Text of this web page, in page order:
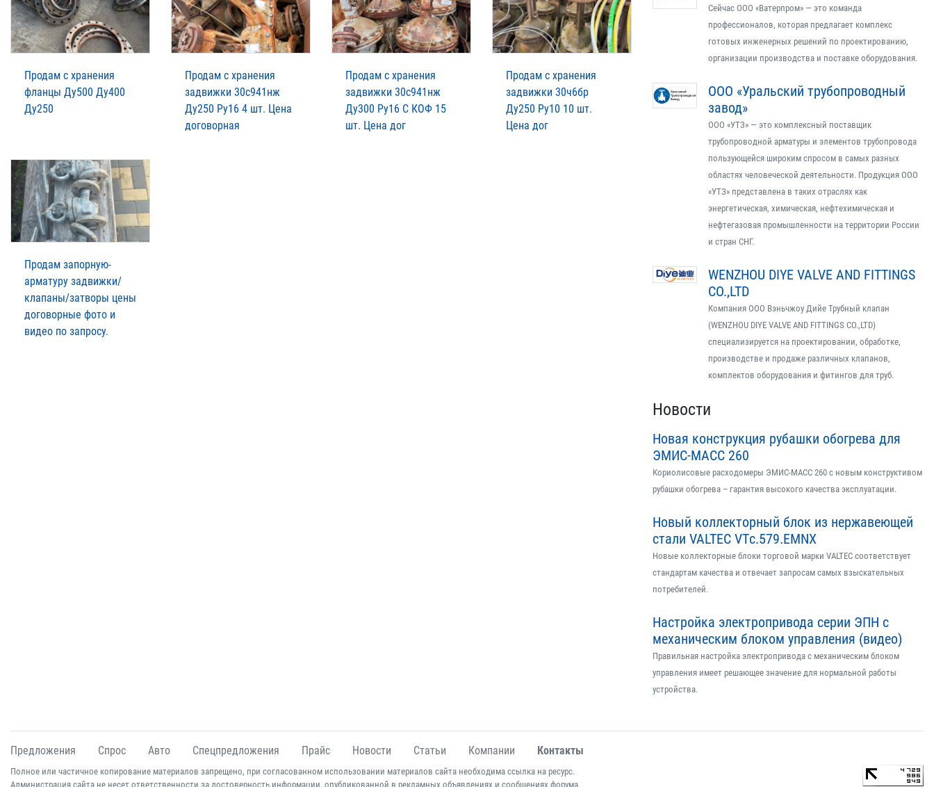
Продам с хранения
фланцы Ду500 Ду400
Ду250
Продам с хранения
задвижки 30с941нж
Ду250 Ру16 4 шт. Цена
договорная
Продам с хранения
задвижки 30с941нж
Ду300 Ру16 С КОФ 15
шт. Цена дог
Продам с хранения
задвижки 30ч6бр
Ду250 Ру10 10 шт.
Цена дог
Продам запорную-
арматуру задвижки/
клапаны/затворы цены
договорные фото и
видео по запросу.
Сейчас ООО «Ватерпром» — это команда
профессионалов, которая предлагает комплекс
готовых инженерных решений по проектированию,
организации производства и поставке оборудования.
ООО «Уральский трубопроводный
завод»
ООО «УТЗ» — это комплексный поставщик
трубопроводной арматуры и элементов трубопровода
пользующейся широким спросом в самых разных
областях человеческой деятельности. Продукция ООО
«УТЗ» представлена в таких отраслях как
энергетическая, химическая, нефтехимическая и
нефтегазовая промышленности на территории России
и стран СНГ.
WENZHOU DIYE VALVE AND FITTINGS
CO.,LTD
Компания ООО Вэньчжоу Дийе Трубный клапан
(WENZHOU DIYE VALVE AND FITTINGS CO.,LTD)
специализируется на проектировании, обработке,
производстве и продаже различных клапанов,
комплектов оборудования и фитингов для труб.
Новости
Новая конструкция рубашки обогрева для
ЭМИС-МАСС 260
Кориолисовые расходомеры ЭМИС-МАСС 260 с новым конструктивом
рубашки обогрева – гарантия высокого качества эксплуатации.
Новый коллекторный блок из нержавеющей
стали VALTEC VTс.579.EMNX
Новые коллекторные блоки торговой марки VALTEC соответствует
стандартам качества и отвечает запросам самых взыскательных
потребителей.
Настройка электропривода серии ЭПН с
механическим блоком управления (видео)
Правильная настройка электропривода с механическим блоком
управления имеет решающее значение для нормальной работы
устройства.
Предложения Спрос Авто Спецпредложения Прайс Новости Статьи Компании Контакты
Полное или частичное копирование материалов запрещено, при согласованном использовании материалов сайта необходима ссылка на ресурс.
Администрация сайта не несет ответственности за достоверность информации, опубликованной в рекламных объявлениях и сообщениях форума.